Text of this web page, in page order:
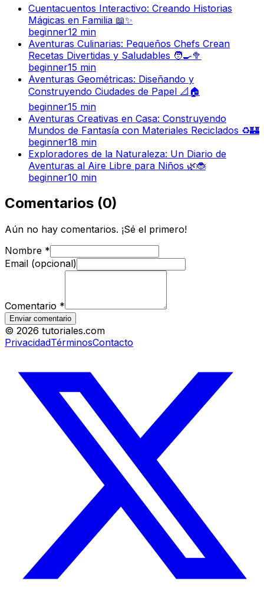
Cuentacuentos Interactivo: Creando Historias
Mágicas en Familia 📖✨
beginner12 min
Aventuras Culinarias: Pequeños Chefs Crean
Recetas Divertidas y Saludables 🧑‍🍳🥦
beginner15 min
Aventuras Geométricas: Diseñando y
Construyendo Ciudades de Papel 📐🏠
beginner15 min
Aventuras Creativas en Casa: Construyendo
Mundos de Fantasía con Materiales Reciclados ♻️🏰
beginner18 min
Exploradores de la Naturaleza: Un Diario de
Aventuras al Aire Libre para Niños 🌿🐞
beginner10 min
Comentarios (0)
Aún no hay comentarios. ¡Sé el primero!
Nombre *
Email (opcional)
Comentario *
Enviar comentario
© 2026 tutoriales.com
PrivacidadTérminosContacto